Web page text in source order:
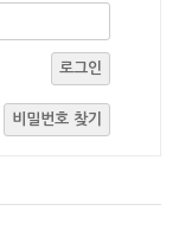
로그인
비밀번호 찾기